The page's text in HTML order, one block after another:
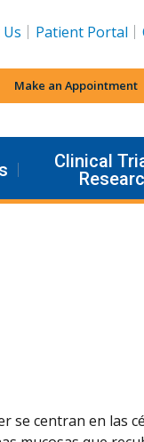
Patient Portal
Make an Appointment
Clinical
centran en las